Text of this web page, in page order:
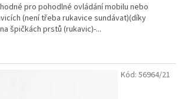
pro pohodlné ovládání mobilu nebo
(není třeba rukavice sundávat)(díky
špičkách prstů (rukavic)-...
Kód: 56964/21